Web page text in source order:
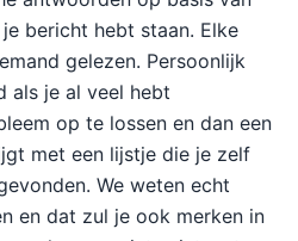
bericht hebt staan. Elke
gelezen. Persoonlijk
als je al veel hebt
op te lossen en dan een
met een lijstje die je zelf
We weten echt
en dat zul je ook merken in